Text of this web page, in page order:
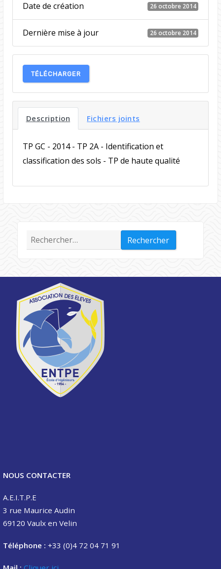
Date de création 26 octobre 2014
Dernière mise à jour 26 octobre 2014
TÉLÉCHARGER
Description Fichiers joints
TP GC - 2014 - TP 2A - Identification et
classification des sols - TP de haute qualité
Rechercher :
NOUS CONTACTER
A.E.I.T.P.E
3 rue Maurice Audin
69120 Vaulx en Velin
Téléphone : +33 (0)4 72 04 71 91